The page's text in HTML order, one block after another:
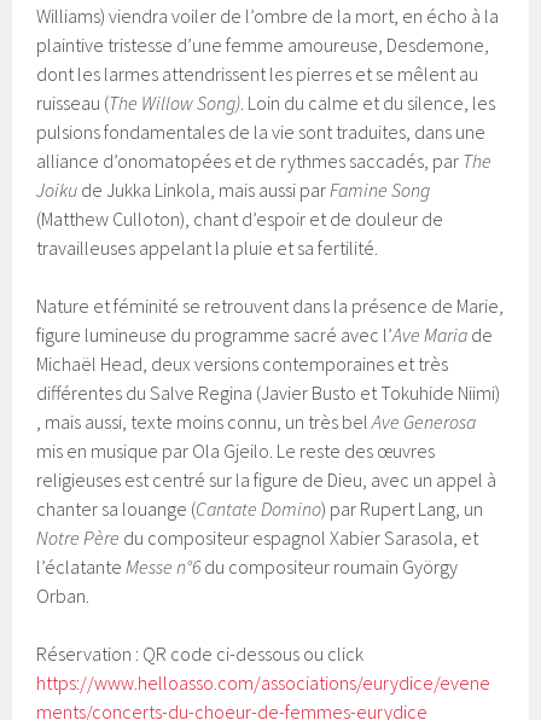
Williams) viendra voiler de l’ombre de la mort, en écho à la
plaintive tristesse d’une femme amoureuse, Desdemone,
dont les larmes attendrissent les pierres et se mêlent au
ruisseau (The Willow Song) . Loin du calme et du silence, les
pulsions fondamentales de la vie sont traduites, dans une
alliance d’onomatopées et de rythmes saccadés, par The
Joiku de Jukka Linkola, mais aussi par Famine Song
(Matthew Culloton), chant d’espoir et de douleur de
travailleuses appelant la pluie et sa fertilité.
Nature et féminité se retrouvent dans la présence de Marie,
figure lumineuse du programme sacré avec l’Ave Maria de
Michaël Head, deux versions contemporaines et très
différentes du Salve Regina (Javier Busto et Tokuhide Niimi)
, mais aussi, texte moins connu, un très belAve Generosa
mis en musique par Ola Gjeilo. Le reste des œuvres
religieuses est centré sur la figure de Dieu, avec un appel à
chanter sa louange (Cantate Domino) par Rupert Lang, un
Notre Père du compositeur espagnol Xabier Sarasola, et
l’éclatante Messe n°6du compositeur roumain György
Orban.
Réservation : QR code ci-dessous ou click
https://www.helloasso.com/associations/eurydice/evene
ments/concerts-du-choeur-de-femmes-eurydice